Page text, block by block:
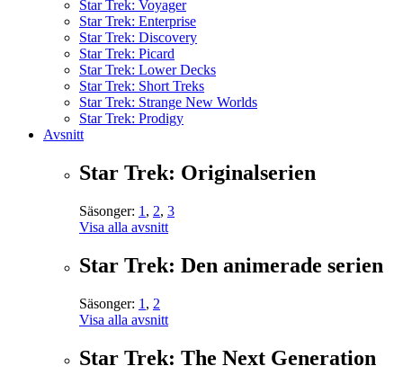
Star Trek: Voyager
Star Trek: Enterprise
Star Trek: Discovery
Star Trek: Picard
Star Trek: Lower Decks
Star Trek: Short Treks
Star Trek: Strange New Worlds
Star Trek: Prodigy
Avsnitt
Star Trek: Originalserien
Säsonger: 1 , 2, 3
Visa alla avsnitt
Star Trek: Den animerade serien
Säsonger: 1 , 2
Visa alla avsnitt
Star Trek: The Next Generation